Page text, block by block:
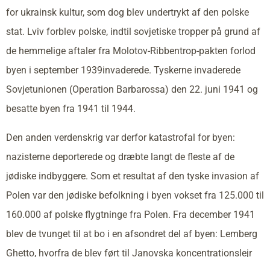
for ukrainsk kultur, som dog blev undertrykt af den polske
stat. Lviv forblev polske, indtil sovjetiske tropper på grund af
de hemmelige aftaler fra Molotov-Ribbentrop-pakten forlod
byen i september 1939invaderede. Tyskerne invaderede
Sovjetunionen (Operation Barbarossa) den 22. juni 1941 og
besatte byen fra 1941 til 1944.
Den anden verdenskrig var derfor katastrofal for byen:
nazisterne deporterede og dræbte langt de fleste af de
jødiske indbyggere. Som et resultat af den tyske invasion af
Polen var den jødiske befolkning i byen vokset fra 125.000 til
160.000 af polske flygtninge fra Polen. Fra december 1941
blev de tvunget til at bo i en afsondret del af byen: Lemberg
Ghetto, hvorfra de blev ført til Janovska koncentrationslejr